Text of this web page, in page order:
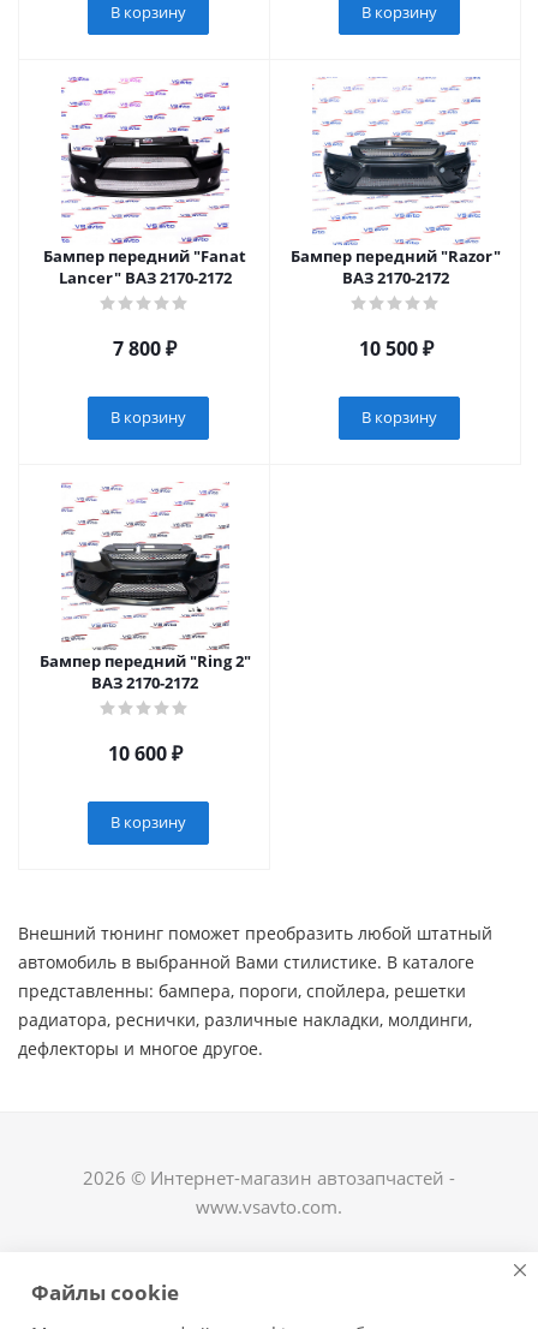
В корзину В корзину
Бампер передний "Fanat
Lancer" ВАЗ 2170-2172
7 800₽
В корзину
Бампер передний "Razor"
ВАЗ 2170-2172
10 500₽
В корзину
Бампер передний "Ring 2"
ВАЗ 2170-2172
10 600₽
В корзину
Внешний тюнинг поможет преобразить любой штатный
автомобиль в выбранной Вами стилистике. В каталоге
представленны: бампера, пороги, спойлера, решетки
радиатора, реснички, различные накладки, молдинги,
дефлекторы и многое другое. ​
2026 © Интернет-магазин автозапчастей -
www.vsavto.com.
Файлы cookie